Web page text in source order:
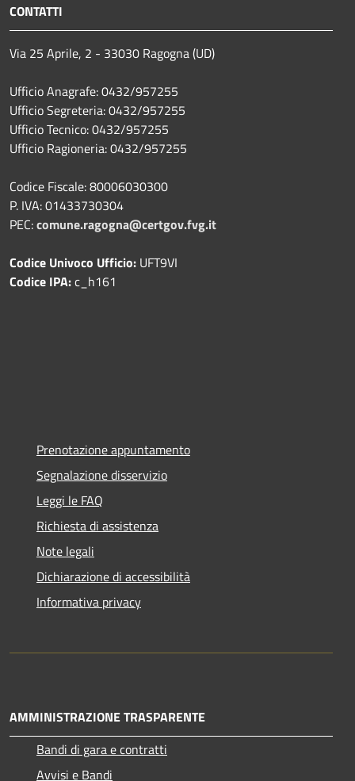
CONTATTI
Via 25 Aprile, 2 - 33030 Ragogna (UD)
Ufficio Anagrafe: 0432/957255
Ufficio Segreteria: 0432/957255
Ufficio Tecnico: 0432/957255
Ufficio Ragioneria: 0432/957255
Codice Fiscale: 80006030300
P. IVA: 01433730304
PEC:comune.ragogna@certgov.fvg.it
Codice Univoco Ufficio: UFT9VI
Codice IPA:c_h161
Prenotazione appuntamento
Segnalazione disservizio
Leggi le FAQ
Richiesta di assistenza
Note legali
Dichiarazione di accessibilità
Informativa privacy
AMMINISTRAZIONE TRASPARENTE
Bandi di gara e contratti
Avvisi e Bandi